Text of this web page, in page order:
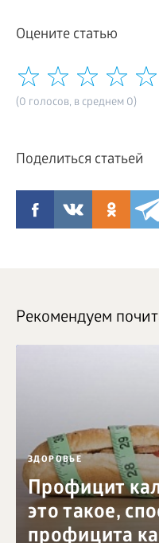
Оцените статью
(0 голосов, в среднем 0)
Поделиться статьей
Рекомендуем
ЗДОРОВЬЕ
Профицит
это такое,
профицита